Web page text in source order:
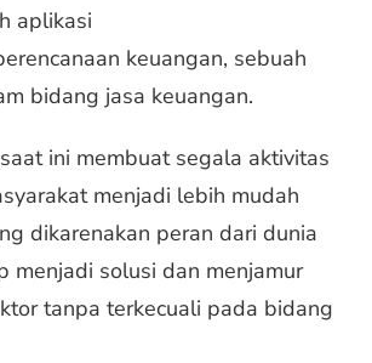
aplikasi
keuangan, sebuah
bidang jasa keuangan.
ini membuat segala aktivitas
menjadi lebih mudah
dikarenakan peran dari dunia
menjadi solusi dan menjamur
tanpa terkecuali pada bidang